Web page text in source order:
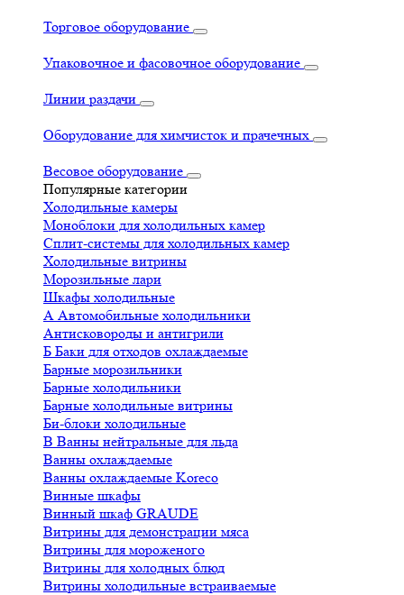
Торговое оборудование
Упаковочное и фасовочное оборудование
Линии раздачи
Оборудование для химчисток и прачечных
Весовое оборудование
Популярные категории
Холодильные камеры
Моноблоки для холодильных камер
Сплит-системы для холодильных камер
Холодильные витрины
Морозильные лари
Шкафы холодильные
А Автомобильные холодильники
Антисковороды и антигрили
Б Баки для отходов охлаждаемые
Барные морозильники
Барные холодильники
Барные холодильные витрины
Би-блоки холодильные
В Ванны нейтральные для льда
Ванны охлаждаемые
Ванны охлаждаемые Koreco
Винные шкафы
Винный шкаф GRAUDE
Витрины для демонстрации мяса
Витрины для мороженого
Витрины для холодных блюд
Витрины холодильные встраиваемые